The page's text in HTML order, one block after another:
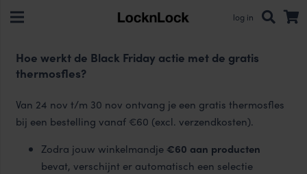
log in
Hoe werkt de Black Friday actie met de gratis
thermosfles?
Van 24 nov t/m 30 nov ontvang je een gratis thermosfles
bij een bestelling vanaf €60 (excl. verzendkosten).
Zodra jouw winkelmandje €60 aan producten
bevat, verschijnt er automatisch een selectie